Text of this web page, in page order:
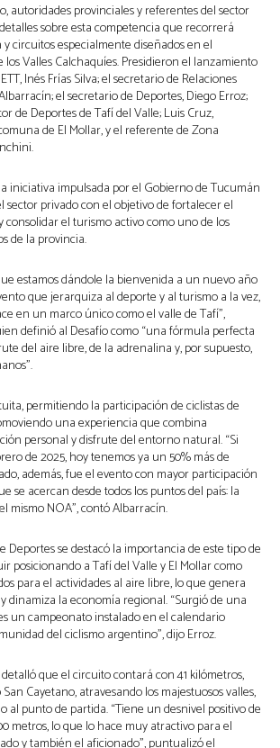
autoridades provinciales y referentes del sector
sobre esta competencia que recorrerá
circuitos especialmente diseñados en el
Valles Calchaquíes. Presidieron el lanzamiento
Inés Frías Silva; el secretario de Relaciones
el secretario de Deportes, Diego Erroz;
de Deportes de Tafí del Valle; Luis Cruz,
de El Mollar, y el referente de Zona
iniciativa impulsada por el Gobierno de Tucumán
privado con el objetivo de fortalecer el
consolidar el turismo activo como uno de los
de la provincia.
estamos dándole la bienvenida a un nuevo año
que jerarquiza al deporte y al turismo a la vez,
en un marco único como el valle de Tafí”,
definió al Desafío como “una fórmula perfecta
del aire libre, de la adrenalina y, por supuesto,
permitiendo la participación de ciclistas de
una experiencia que combina
personal y disfrute del entorno natural. “Si
de 2025, hoy tenemos ya un 50% más de
además, fue el evento con mayor participación
se acercan desde todos los puntos del país: la
mismo NOA”, contó Albarracín.
Deportes se destacó la importancia de este tipo de
posicionando a Tafí del Valle y El Mollar como
para el actividades al aire libre, lo que genera
dinamiza la economía regional. “Surgió de una
un campeonato instalado en el calendario
del ciclismo argentino”, dijo Erroz.
que el circuito contará con 41 kilómetros,
Cayetano, atravesando los majestuosos valles,
al punto de partida. “Tiene un desnivel positivo de
metros, lo que lo hace muy atractivo para el